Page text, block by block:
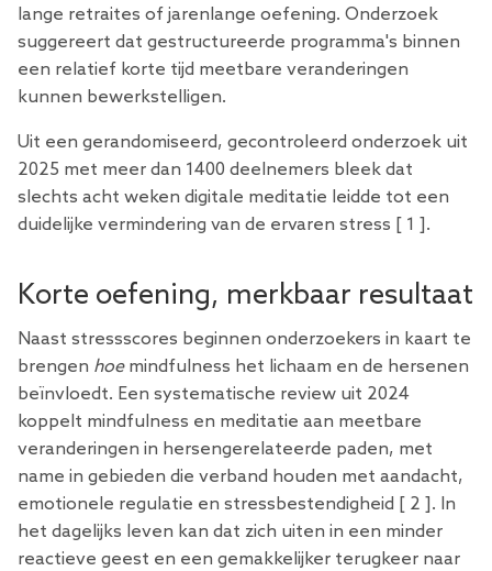
lange retraites of jarenlange oefening. Onderzoek
suggereert dat gestructureerde programma's binnen
een relatief korte tijd meetbare veranderingen
kunnen bewerkstelligen.
Uit een gerandomiseerd, gecontroleerd onderzoek uit
2025 met meer dan 1400 deelnemers bleek dat
slechts acht weken digitale meditatie leidde tot een
duidelijke vermindering van de ervaren stress [ 1 ].
Korte oefening, merkbaar resultaat
Naast stressscores beginnen onderzoekers in kaart te
brengen hoemindfulness het lichaam en de hersenen
beïnvloedt. Een systematische review uit 2024
koppelt mindfulness en meditatie aan meetbare
veranderingen in hersengerelateerde paden, met
name in gebieden die verband houden met aandacht,
emotionele regulatie en stressbestendigheid [ 2 ]. In
het dagelijks leven kan dat zich uiten in een minder
reactieve geest en een gemakkelijker terugkeer naar